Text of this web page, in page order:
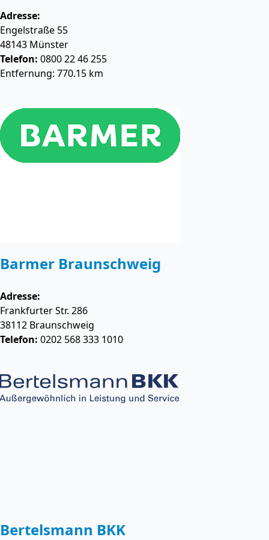
Adresse:
Engelstraße 55
48143 Münster
Telefon: 0800 22 46 255
Entfernung: 770.15 km
Barmer Braunschweig
Adresse:
Frankfurter Str. 286
38112 Braunschweig
Telefon: 0202 568 333 1010
Bertelsmann BKK